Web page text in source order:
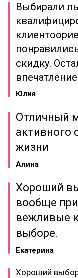
Выбирали
скидку.
Юлия
Отличный
активного
жизни
Алина
Хороший
вообще
вежливые
выборе.
Екатерина
Хороший